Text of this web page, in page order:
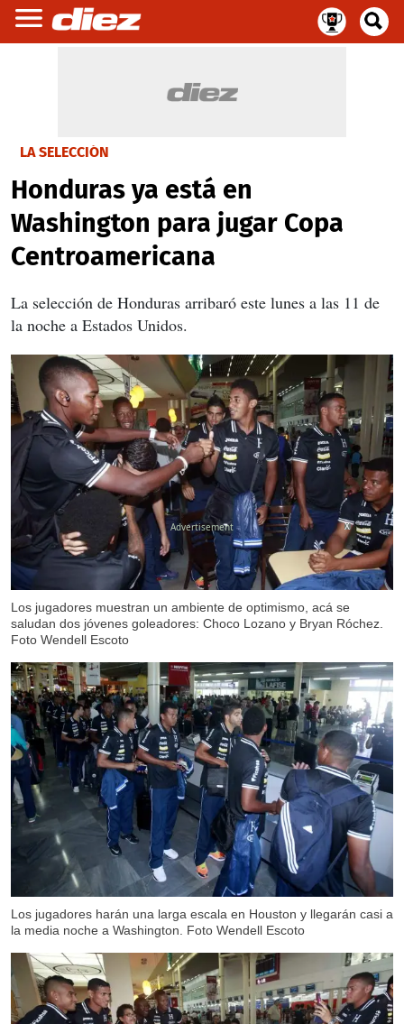
LA SELECCIÓN
Honduras ya está en
Washington para jugar Copa
Centroamericana
La selección de Honduras arribaró este lunes a las 11 de
la noche a Estados Unidos.
Los jugadores muestran un ambiente de optimismo, acá se
saludan dos jóvenes goleadores: Choco Lozano y Bryan Róchez.
Foto Wendell Escoto
Los jugadores harán una larga escala en Houston y llegarán casi a
la media noche a Washington. Foto Wendell Escoto
X